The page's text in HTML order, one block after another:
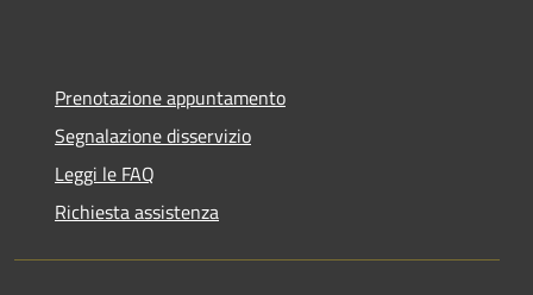
Prenotazione appuntamento
Segnalazione disservizio
Leggi le FAQ
Richiesta assistenza